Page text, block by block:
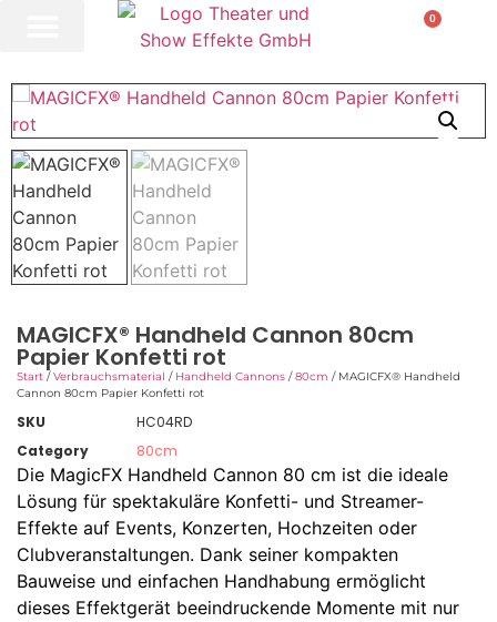
0
MAGICFX® Handheld Cannon 80cm
Papier Konfetti rot
Start /Verbrauchsmaterial / Handheld Cannons /80cm / MAGICFX® Handheld
Cannon 80cm Papier Konfetti rot
SKU
HC04RD
Category
80cm
Die MagicFX Handheld Cannon 80 cm ist die ideale
Lösung für spektakuläre Konfetti- und Streamer-
Effekte auf Events, Konzerten, Hochzeiten oder
Clubveranstaltungen. Dank seiner kompakten
Bauweise und einfachen Handhabung ermöglicht
dieses Effektgerät beeindruckende Momente mit nur